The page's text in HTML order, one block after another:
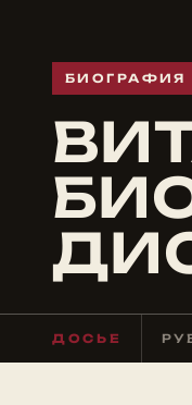
БИОГРАФИЯ
ДОСЬЕ